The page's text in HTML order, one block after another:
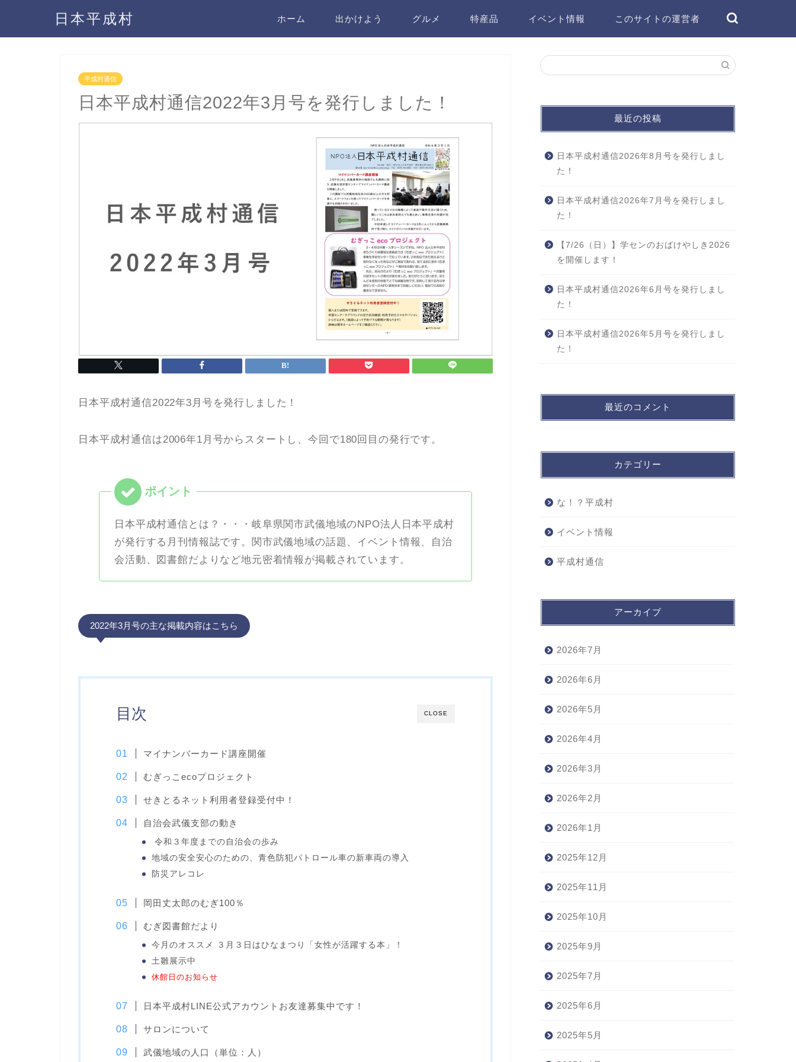
日本平成村 ホーム 出かけよう グルメ 特産品 イベント情報 このサイトの運営者
平成村通信
日本平成村通信2022年3月号を発行しました！
日本平成村通信2022年3月号を発行しました！
日本平成村通信は2006年1月号からスタートし、今回で180回目の発行です。
日本平成村通信とは？ ・・・岐阜県関市武儀地域のNPO法人日本平成村
が発行する月刊情報誌です。関市武儀地域の話題、イベント情報、自治
会活動、図書館だよりなど地元密着情報が掲載されています。
2022年3月号の主な掲載内容はこちら
CLOSE
目次
マイナンバーカード講座開催
むぎっこecoプロジェクト
せきとるネット利用者登録受付中！
自治会武儀支部の動き
令和３年度までの自治会の歩み
地域の安全安心のための、青色防犯パトロール車の新車両の導入
防災アレコレ
岡田丈太郎のむぎ100％
むぎ図書館だより
今月のオススメ ３月３日はひなまつり「女性が活躍する本」！
土雛展示中
休館日のお知らせ
日本平成村LINE公式アカウントお友達募集中です！
サロンについて
武儀地域の人口（単位：人）
最近の投稿
日本平成村通信2026年8月号を発行しまし
た！
日本平成村通信2026年7月号を発行しまし
た！
【7/26（日）】学センのおばけやしき2026
を開催します！
日本平成村通信2026年6月号を発行しまし
た！
日本平成村通信2026年5月号を発行しまし
た！
最近のコメント
カテゴリー
な！？平成村
イベント情報
平成村通信
アーカイブ
2026年7月
2026年6月
2026年5月
2026年4月
2026年3月
2026年2月
2026年1月
2025年12月
2025年11月
2025年10月
2025年9月
2025年7月
2025年6月
2025年5月